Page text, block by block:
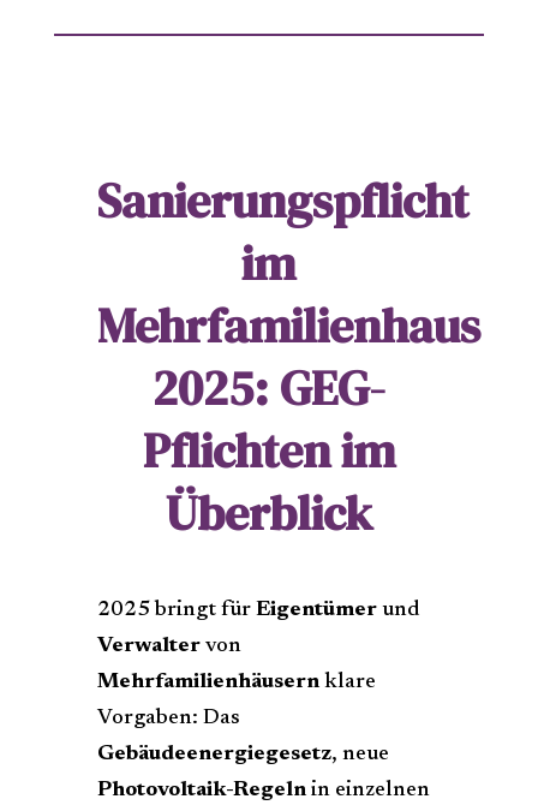
Sanierungspflicht
im
Mehrfamilienhaus
2025: GEG-
Pflichten im
Überblick
2025 bringt für Eigentümerund
Verwaltervon
Mehrfamilienhäusernklare
Vorgaben: Das
Gebäudeenergiegesetz, neue
Photovoltaik-Regelnin einzelnen